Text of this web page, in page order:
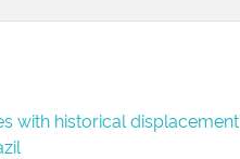
with historical displacement